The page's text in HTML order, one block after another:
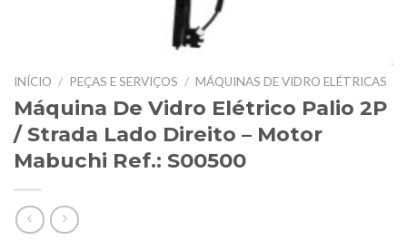
INÍCIO / PEÇAS E SERVIÇOS / MÁQUINAS DE VIDRO ELÉTRICAS
Máquina De Vidro Elétrico Palio 2P
/ Strada Lado Direito – Motor
Mabuchi Ref.: S00500